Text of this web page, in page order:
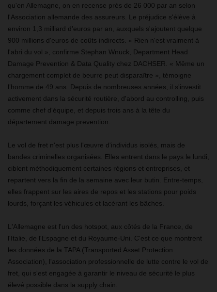
qu'en Allemagne, on en recense près de 26 000 par an selon
l'Association allemande des assureurs. Le préjudice s'élève à
environ 1,3 milliard d'euros par an, auxquels s'ajoutent quelque
900 millions d'euros de coûts indirects. « Rien n'est vraiment à
l'abri du vol », confirme Stephan Wnuck, Department Head
Damage Prevention & Data Quality chez DACHSER. « Même un
chargement complet de beurre peut disparaître », témoigne
l’homme de 49 ans. Depuis de nombreuses années, il s'investit
activement dans la sécurité routière, d'abord au controlling, puis
comme chef d'équipe, et depuis trois ans à la tête du
département damage prevention.
Le vol de fret n'est plus l'œuvre d'individus isolés, mais de
bandes criminelles organisées. Elles entrent dans le pays le lundi,
ciblent méthodiquement certaines régions et entreprises, et
repartent vers la fin de la semaine avec leur butin. Entre-temps,
elles frappent sur les aires de repos et les stations pour poids
lourds, forçant les véhicules et lacérant les bâches.
L'Allemagne est l'un des hotspot, aux côtés de la France, de
l'Italie, de l'Espagne et du Royaume-Uni. C'est ce que montrent
les données de la TAPA (Transported Asset Protection
Association), l'association professionnelle de lutte contre le vol de
fret, qui s'est engagée à garantir le niveau de sécurité le plus
élevé possible dans la supply chain.